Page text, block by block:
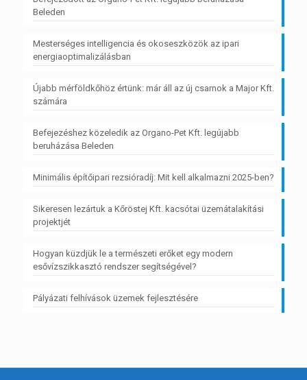
Beleden
Mesterséges intelligencia és okoseszközök az ipari
energiaoptimalizálásban
Újabb mérföldkőhöz értünk: már áll az új csarnok a Major Kft.
számára
Befejezéshez közeledik az Organo-Pet Kft. legújabb
beruházása Beleden
Minimális építőipari rezsióradíj: Mit kell alkalmazni 2025-ben?
Sikeresen lezártuk a Kőröstej Kft. kacsótai üzemátalakítási
projektjét
Hogyan küzdjük le a természeti erőket egy modern
esővízszikkasztó rendszer segítségével?
Pályázati felhívások üzemek fejlesztésére